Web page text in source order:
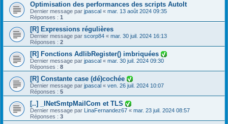
Optimisation des performances des scripts AutoIt
Dernier message par jpascal « mar. 13 août 2024 09:35
Réponses : 1
[R] Expressions régulières
Dernier message par scorp84 « mar. 30 juil. 2024 16:13
Réponses : 2
[R] Fonctions AdlibRegister() imbriquées
Dernier message par jpascal « mar. 30 juil. 2024 09:30
Réponses : 8
[R] Constante case (dé)cochée
Dernier message par jpascal « ven. 26 juil. 2024 10:07
Réponses : 5
[..] _INetSmtpMailCom et TLS
Dernier message par LinaFernandez67 « mar. 23 juil. 2024 08:57
Réponses : 3